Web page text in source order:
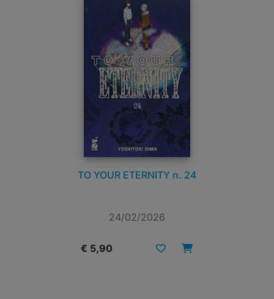
TO YOUR ETERNITY n. 24
24/02/2026
€ 5,90